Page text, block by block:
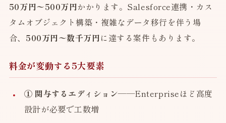
50万円〜500万円かかります。Salesforce連携・カス
タムオブジェクト構築・複雑なデータ移行を伴う場
合、 500万円〜数千万円に達する案件もあります。
料金が変動する5大要素
① 関与するエディション——Enterpriseほど高度
設計が必要で工数増